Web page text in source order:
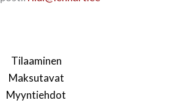
Tilaaminen
Maksutavat
Myyntiehdot